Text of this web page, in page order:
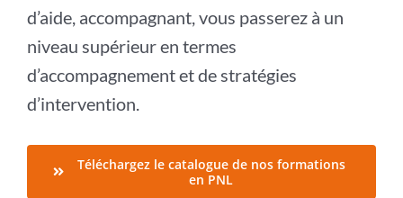
d’aide, accompagnant, vous passerez à un
niveau supérieur en termes
d’accompagnement et de stratégies
d’intervention.
Téléchargez le catalogue de nos formations
en PNL